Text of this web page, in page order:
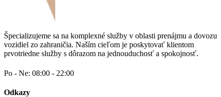
Špecializujeme sa na komplexné služby v oblasti prenájmu a dovozu
vozidiel zo zahraničia. Naším cieľom je poskytovať klientom
prvotriedne služby s dôrazom na jednouduchosť a spokojnosť.
Po - Ne: 08:00 - 22:00
Odkazy